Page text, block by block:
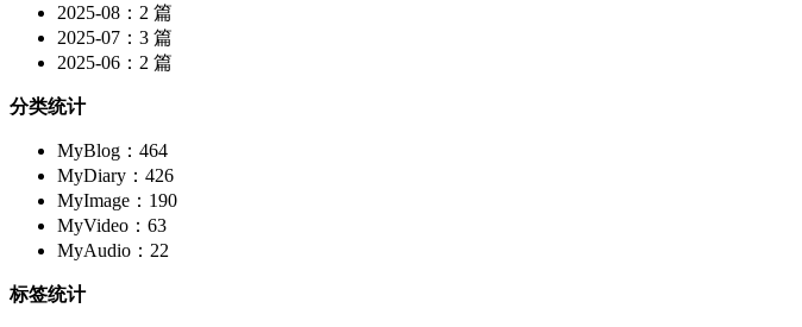
2025-08：2 篇
2025-07：3 篇
2025-06：2 篇
分类统计
MyBlog：464
MyDiary：426
MyImage：190
MyVideo：63
MyAudio：22
标签统计